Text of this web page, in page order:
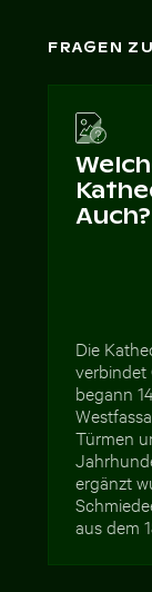
FRAGEN
Auch?
Die
verbindet
begann
Türmen
ergänzt
aus dem